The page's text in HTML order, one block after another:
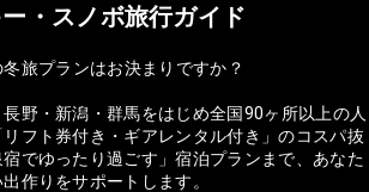
・スノボ旅行ガイド
旅プランはお決まりですか？
野・新潟・群馬をはじめ全国90ヶ所以上の人
フト券付き・ギアレンタル付き」のコスパ抜
でゆったり過ごす」宿泊プランまで、あなた
作りをサポートします。